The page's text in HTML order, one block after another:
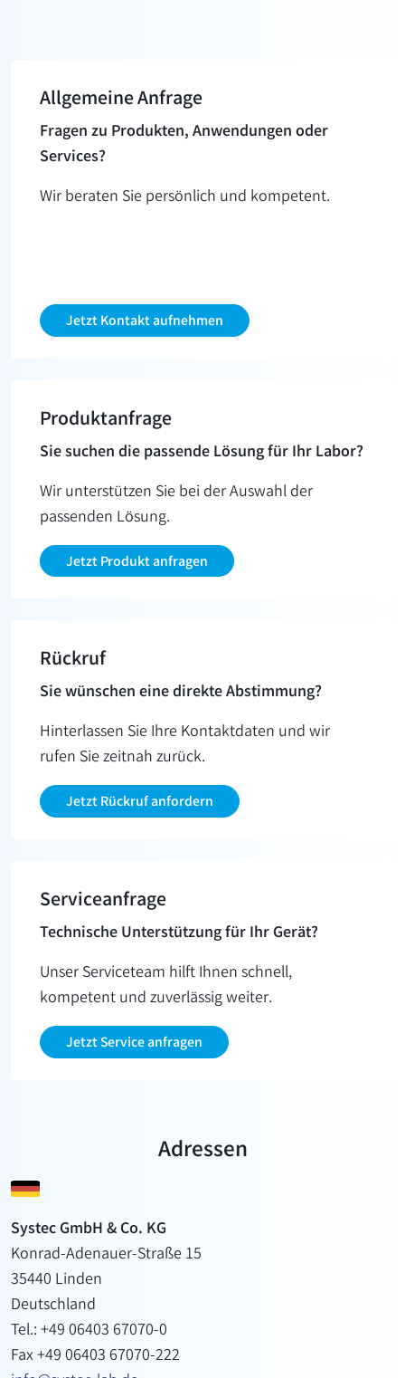
Allgemeine Anfrage
Fragen zu Produkten, Anwendungen oder
Services?
Wir beraten Sie persönlich und kompetent.
Jetzt Kontakt aufnehmen
Produkt­anfrage
Sie suchen die passende Lösung für Ihr Labor?
Wir unterstützen Sie bei der Auswahl der
passenden Lösung.
Jetzt Produkt anfragen
Rückruf
Sie wünschen eine direkte Abstimmung?
Hinterlassen Sie Ihre Kontaktdaten und wir
rufen Sie zeitnah zurück.
Jetzt Rückruf anfordern
Service­anfrage
Technische Unterstützung für Ihr Gerät?
Unser Serviceteam hilft Ihnen schnell,
kompetent und zuverlässig weiter.
Jetzt Service anfragen
Adressen
Systec GmbH & Co. KG
Konrad-Adenauer-Straße 15
35440 Linden
Deutschland
Tel.: +49 06403 67070-0
Fax +49 06403 67070-222